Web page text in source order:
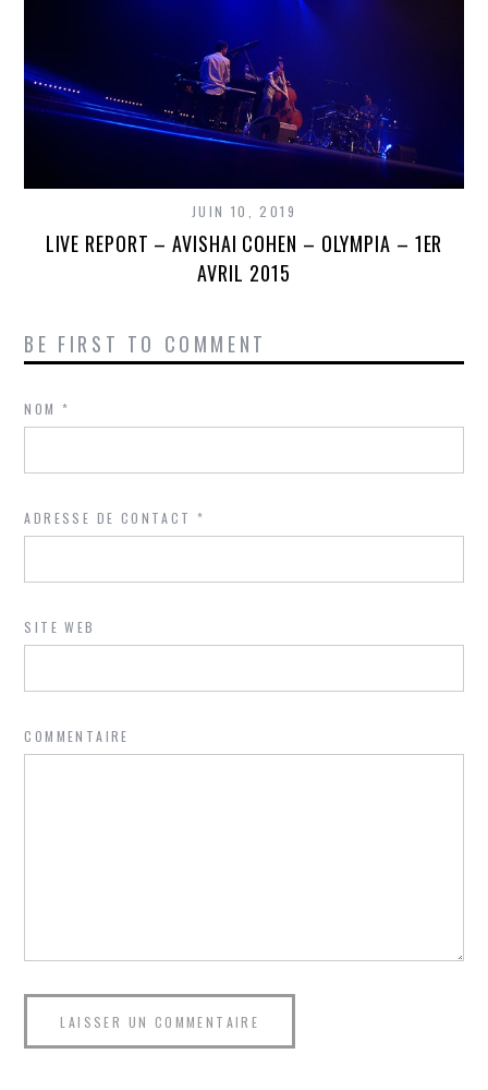
JUIN 10, 2019
LIVE REPORT – AVISHAI COHEN – OLYMPIA – 1ER
AVRIL 2015
BE FIRST TO COMMENT
NOM*
ADRESSE DE CONTACT*
SITE WEB
COMMENTAIRE